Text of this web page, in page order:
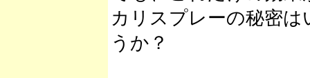
カリスプレーの秘密
うか？